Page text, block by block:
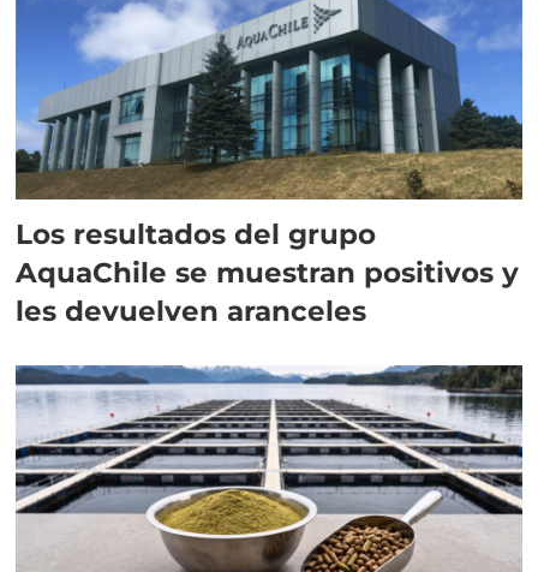
Los resultados del grupo
AquaChile se muestran positivos y
les devuelven aranceles